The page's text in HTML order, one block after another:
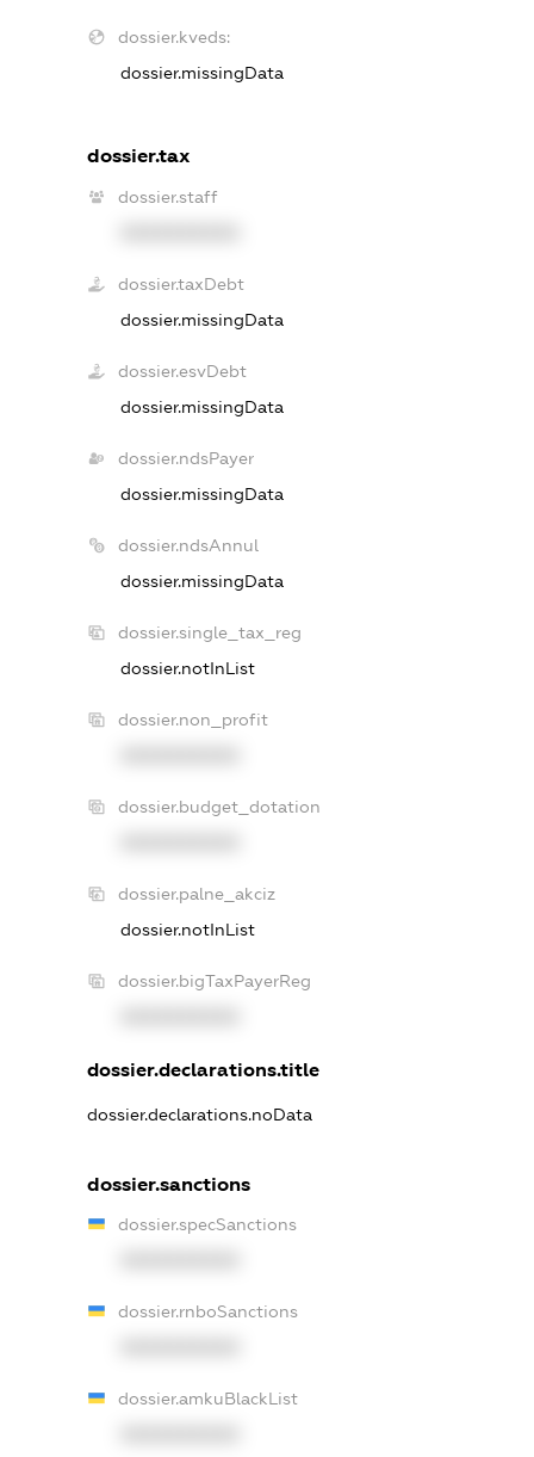
dossier.kveds:
dossier.missingData
dossier.tax
dossier.staff
dossier.taxDebt
dossier.missingData
dossier.esvDebt
dossier.missingData
dossier.ndsPayer
dossier.missingData
dossier.ndsAnnul
dossier.missingData
dossier.single_tax_reg
dossier.notInList
dossier.non_profit
dossier.budget_dotation
dossier.palne_akciz
dossier.notInList
dossier.bigTaxPayerReg
dossier.declarations.title
dossier.declarations.noData
dossier.sanctions
dossier.specSanctions
dossier.rnboSanctions
dossier.amkuBlackList